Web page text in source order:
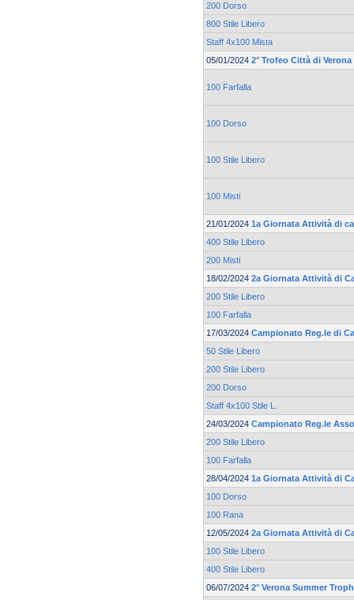
200 Dorso
800 Stile Libero
Staff 4x100 Mista
05/01/2024 2° Trofeo Città di
100 Farfalla
100 Dorso
100 Stile Libero
100 Misti
21/01/2024 1a Giornata Attività di
400 Stile Libero
200 Misti
18/02/2024 2a Giornata Attività di
200 Stile Libero
100 Farfalla
17/03/2024 Campionato Reg.le di
50 Stile Libero
200 Stile Libero
200 Dorso
Staff 4x100 Stile L.
24/03/2024 Campionato Reg.le
200 Stile Libero
100 Farfalla
28/04/2024 1a Giornata Attività di
100 Dorso
100 Rana
12/05/2024 2a Giornata Attività di
100 Stile Libero
400 Stile Libero
06/07/2024 2° Verona Summer